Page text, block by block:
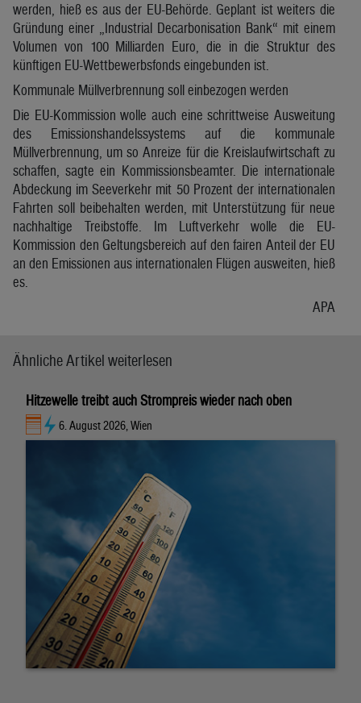
werden, hieß es aus der EU-Behörde. Geplant ist weiters die
Gründung einer „Industrial Decarbonisation Bank“ mit einem
Volumen von 100 Milliarden Euro, die in die Struktur des
künftigen EU-Wettbewerbsfonds eingebunden ist.
Kommunale Müllverbrennung soll einbezogen werden
Die EU-Kommission wolle auch eine schrittweise Ausweitung
des Emissionshandelssystems auf die kommunale
Müllverbrennung, um so Anreize für die Kreislaufwirtschaft zu
schaffen, sagte ein Kommissionsbeamter. Die internationale
Abdeckung im Seeverkehr mit 50 Prozent der internationalen
Fahrten soll beibehalten werden, mit Unterstützung für neue
nachhaltige Treibstoffe. Im Luftverkehr wolle die EU-
Kommission den Geltungsbereich auf den fairen Anteil der EU
an den Emissionen aus internationalen Flügen ausweiten, hieß
es.
APA
Ähnliche Artikel weiterlesen
Hitzewelle treibt auch Strompreis wieder nach oben
6. August 2026, Wien